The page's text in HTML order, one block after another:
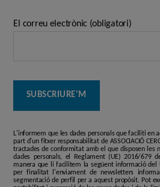
El correu electrònic (obligatori)
L'informem que les dades personals que faciliti en
part d'un fitxer responsabilitat de ASSOCIACIÓ
tractades de conformitat amb el que disposen les
dades personals, el Reglament (UE) 2016/679
manera que li facilitem la següent informació
per finalitat l'enviament de newsletters
segmentació de perfil per a aquest propòsit. Pot